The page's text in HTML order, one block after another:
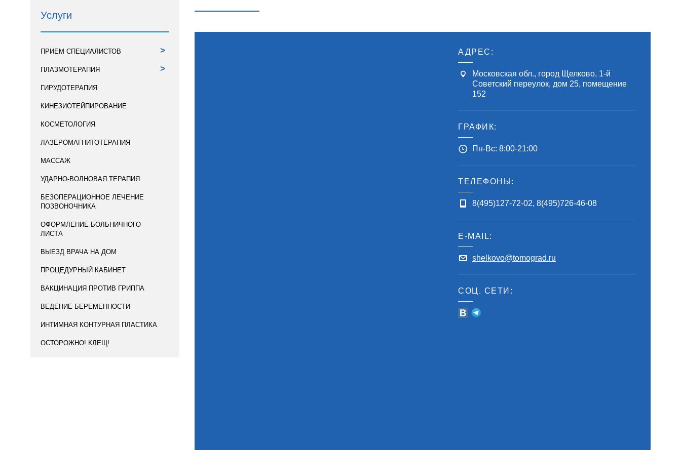
Услуги
ПРИЕМ СПЕЦИАЛИСТОВ >
ПЛАЗМОТЕРАПИЯ >
ГИРУДОТЕРАПИЯ
КИНЕЗИОТЕЙПИРОВАНИЕ
КОСМЕТОЛОГИЯ
ЛАЗЕРОМАГНИТОТЕРАПИЯ
МАССАЖ
УДАРНО-ВОЛНОВАЯ ТЕРАПИЯ
БЕЗОПЕРАЦИОННОЕ ЛЕЧЕНИЕ
ПОЗВОНОЧНИКА
ОФОРМЛЕНИЕ БОЛЬНИЧНОГО
ЛИСТА
ВЫЕЗД ВРАЧА НА ДОМ
ПРОЦЕДУРНЫЙ КАБИНЕТ
ВАКЦИНАЦИЯ ПРОТИВ ГРИППА
ВЕДЕНИЕ БЕРЕМЕННОСТИ
ИНТИМНАЯ КОНТУРНАЯ ПЛАСТИКА
ОСТОРОЖНО! КЛЕЩ!
АДРЕС:
Московская обл., город Щелково, 1-й
Советский переулок, дом 25, помещение
152
ГРАФИК:
Пн-Вс: 8:00-21:00
ТЕЛЕФОНЫ:
8(495)127-72-02, 8(495)726-46-08
E-MAIL:
shelkovo@tomograd.ru
СОЦ. СЕТИ: